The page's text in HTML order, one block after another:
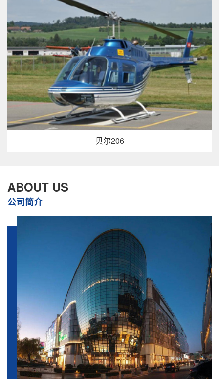
贝尔206
ABOUT US
公司简介